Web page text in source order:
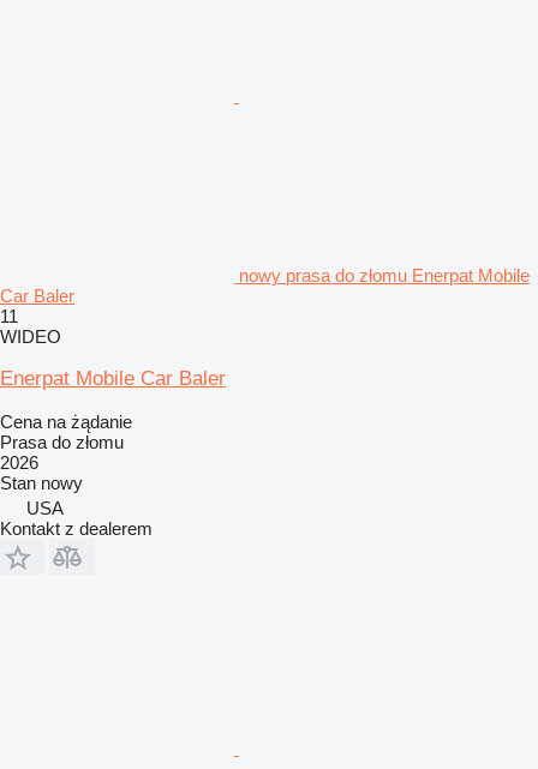
nowy prasa do złomu Enerpat Mobile
Car Baler
11
WIDEO
Enerpat Mobile Car Baler
Cena na żądanie
Prasa do złomu
2026
Stan nowy
USA
Kontakt z dealerem